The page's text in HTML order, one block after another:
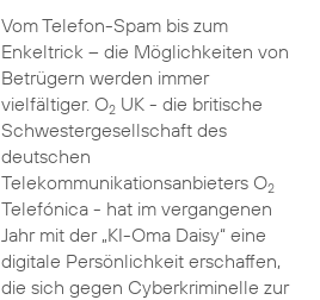
Vom Telefon-Spam bis zum
Enkeltrick – die Möglichkeiten von
Betrügern werden immer
vielfältiger. O2UK - die britische
Schwestergesellschaft des
deutschen
Telekommunikationsanbieters O2
Telefónica - hat im vergangenen
Jahr mit der „KI-Oma Daisy“ eine
digitale Persönlichkeit erschaffen,
die sich gegen Cyberkriminelle zur